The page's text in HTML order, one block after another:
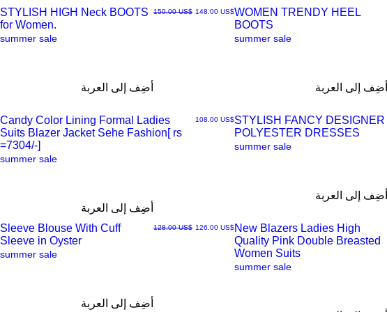
العرض
STYLISH HIGH Neck BOOTS
for Women.
سعر عادي‏150.00 US$ سعر البيع‏148.00 US$
summer sale
أضِف إلى العربة
العرض
WOMEN TRENDY HEEL
BOOTS
summer sale
أضِف إلى العربة
العرض
Candy Color Lining Formal Ladies
Suits Blazer Jacket Sehe Fashion[ rs
=7304/-]
السعر ‏108.00 US$
summer sale
أضِف إلى العربة
العرض
STYLISH FANCY DESIGNER
POLYESTER DRESSES
summer sale
أضِف إلى العربة
العرض
Sleeve Blouse With Cuff
Sleeve in Oyster
سعر عادي‏128.00 US$ سعر البيع‏126.00 US$
summer sale
أضِف إلى العربة
العرض
New Blazers Ladies High
Quality Pink Double Breasted
Women Suits
summer sale